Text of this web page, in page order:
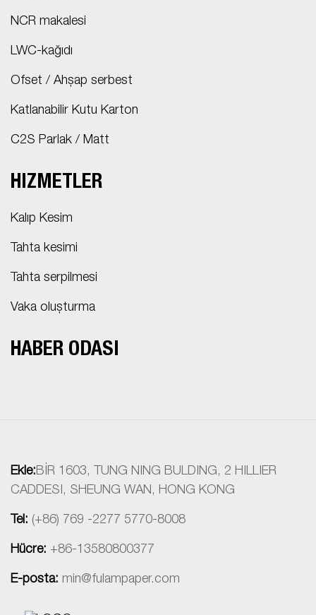
NCR makalesi
LWC-kağıdı
Ofset / Ahşap serbest
Katlanabilir Kutu Karton
C2S Parlak / Matt
HIZMETLER
Kalıp Kesim
Tahta kesimi
Tahta serpilmesi
Vaka oluşturma
HABER ODASI
Ekle:BİR 1603, TUNG NING BULDING, 2 HILLIER
CADDESI, SHEUNG WAN, HONG KONG
Tel: (+86) 769 -2277 5770-8008
Hücre: +86-13580800377
E-posta: min@fulampaper.com